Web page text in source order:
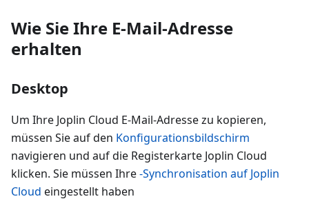
Wie Sie Ihre E-Mail-Adresse
erhalten
Desktop
Um Ihre Joplin Cloud E-Mail-Adresse zu kopieren,
müssen Sie auf den Konfigurationsbildschirm
navigieren und auf die Registerkarte Joplin Cloud
klicken. Sie müssen Ihre-Synchronisation auf Joplin
Cloud eingestellt haben